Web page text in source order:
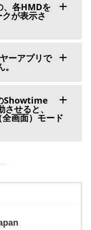
、各HMDを
が表示さ
ーアプリで
Showtime
せると、
画面）モード